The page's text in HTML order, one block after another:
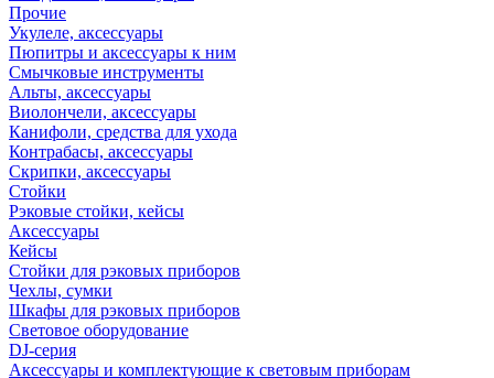
Прочие
Укулеле, аксессуары
Пюпитры и аксессуары к ним
Смычковые инструменты
Альты, аксессуары
Виолончели, аксессуары
Канифоли, средства для ухода
Контрабасы, аксессуары
Скрипки, аксессуары
Стойки
Рэковые стойки, кейсы
Аксессуары
Кейсы
Стойки для рэковых приборов
Чехлы, сумки
Шкафы для рэковых приборов
Световое оборудование
DJ-серия
Аксессуары и комплектующие к световым приборам